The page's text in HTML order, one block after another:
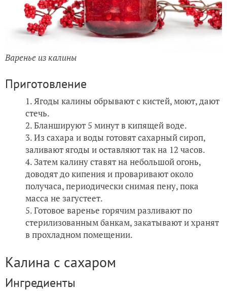
Варенье из калины
Приготовление
Ягоды калины обрывают с кистей, моют, дают
стечь.
Бланшируют 5 минут в кипящей воде.
Из сахара и воды готовят сахарный сироп,
заливают ягоды и оставляют так на 12 часов.
Затем калину ставят на небольшой огонь,
доводят до кипения и проваривают около
получаса, периодически снимая пену, пока
масса не загустеет.
Готовое варенье горячим разливают по
стерилизованным банкам, закатывают и хранят
в прохладном помещении.
Калина с сахаром
Ингредиенты